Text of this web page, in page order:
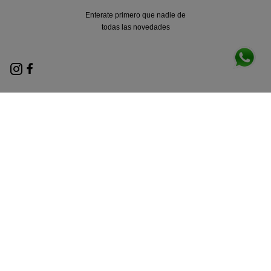
Enterate primero que nadie de
todas las novedades